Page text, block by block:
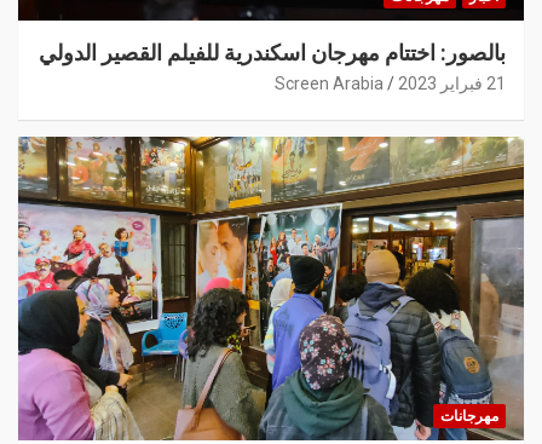
بالصور: اختتام مهرجان اسكندرية للفيلم القصير الدولي
21 فبراير 2023 Screen Arabia
مهرجانات